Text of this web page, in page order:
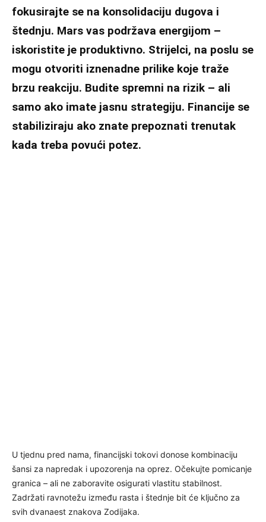
fokusirajte se na konsolidaciju dugova i
štednju. Mars vas podržava energijom –
iskoristite je produktivno. Strijelci, na poslu se
mogu otvoriti iznenadne prilike koje traže
brzu reakciju. Budite spremni na rizik – ali
samo ako imate jasnu strategiju. Financije se
stabiliziraju ako znate prepoznati trenutak
kada treba povući potez.
U tjednu pred nama, financijski tokovi donose kombinaciju
šansi za napredak i upozorenja na oprez. Očekujte pomicanje
granica – ali ne zaboravite osigurati vlastitu stabilnost.
Zadržati ravnotežu između rasta i štednje bit će ključno za
svih dvanaest znakova Zodijaka.